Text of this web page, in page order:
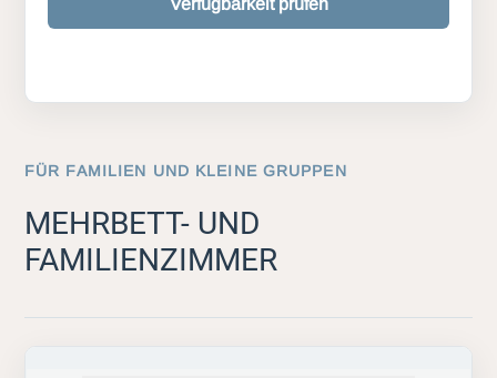
FÜR FAMILIEN UND KLEINE GRUPPEN
MEHRBETT- UND
FAMILIENZIMMER